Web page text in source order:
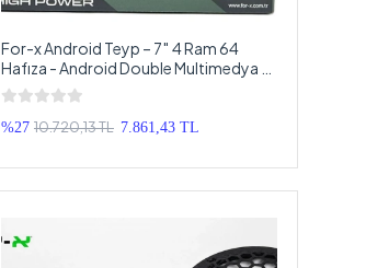
For-x Android Teyp – 7″ 4 Ram 64
Hafıza - Android Double Multimedya –
For-x X-970A Universal Double Teyp
%27 10.720,13 TL 7.861,43 TL